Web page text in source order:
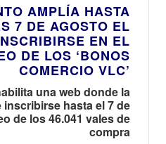
AMPLÍA HASTA
7 DE AGOSTO EL
EN EL
DE LOS ‘BONOS
COMERCIO VLC’
una web donde la
hasta el 7 de
de los 46.041 vales de
compra